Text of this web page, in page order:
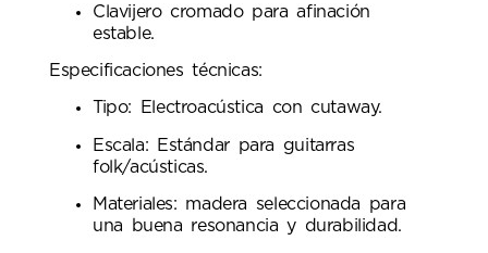
Clavijero cromado para afinación
estable.
Especificaciones técnicas:
Tipo: Electroacústica con cutaway.
Escala: Estándar para guitarras
folk/acústicas.
Materiales: madera seleccionada para
una buena resonancia y durabilidad.